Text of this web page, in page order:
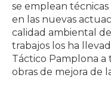
se emplean
en las nuevas
calidad ambiental
trabajos los ha
Táctico Pamplona a
obras de mejora de